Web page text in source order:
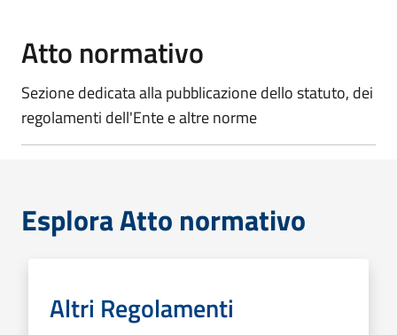
Atto normativo
Sezione dedicata alla pubblicazione dello statuto, dei
regolamenti dell'Ente e altre norme
Esplora Atto normativo
Altri Regolamenti